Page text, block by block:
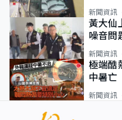
直揸落去
新聞資訊
黃大仙
噪音問
獲批
新聞資訊
極端酷
中暑亡
足
新聞資訊